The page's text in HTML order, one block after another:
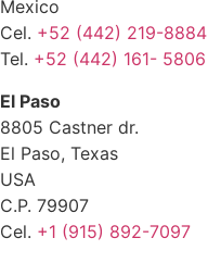
Mexico
Cel. +52 (442) 219-8884
Tel. +52 (442) 161- 5806
El Paso
8805 Castner dr.
El Paso, Texas
USA
C.P. 79907
Cel. +1 (915) 892-7097